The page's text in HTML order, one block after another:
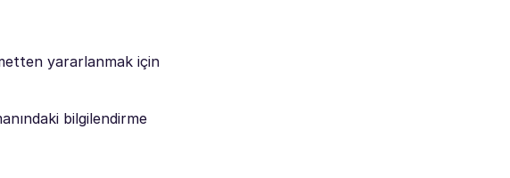
yararlanmak için
bilgilendirme